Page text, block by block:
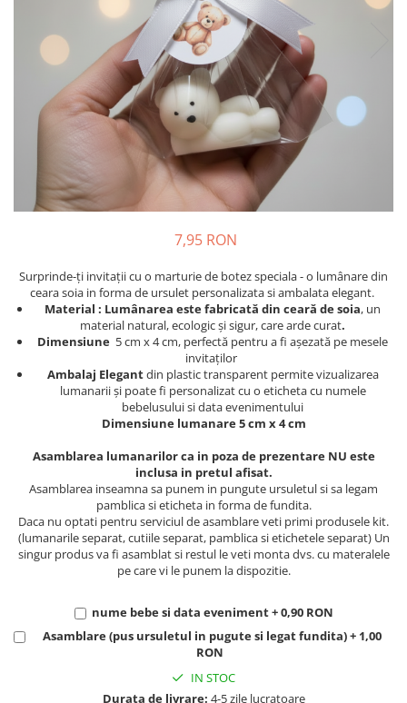
Meniuri & nr de BOTEZ
Plicuri si cartoane pentru INVITATII
TAVA pentru MOT
Cruciulite de BOTEZ
Invitatii BANCHET
Baloane & decoratiuni BOTEZ
Trusouri & Lumanari Botez
Pahare Miri & Nasi
Cocarde nunta
Inmormatare/pomana
Meniuri pentru NUNTA
Decoratiuni NUNTA
7,95 RON
Surprinde-ți invitații cu o marturie de botez speciala - o lumânare din
ceara soia in forma de ursulet personalizata si ambalata elegant.
Material : Lumânarea este fabricată din ceară de soia, un
material natural, ecologic și sigur, care arde curat.
Dimensiune 5 cm x 4 cm, perfectă pentru a fi așezată pe mesele
invitaților
Ambalaj Elegantdin plastic transparent permite vizualizarea
lumanarii și poate fi personalizat cu o eticheta cu numele
bebelusului si data evenimentului
Dimensiune lumanare 5 cm x 4 cm
Asamblarea lumanarilor ca in poza de prezentare NU este
inclusa in pretul afisat.
Asamblarea inseamna sa punem in pungute ursuletul si sa legam
pamblica si eticheta in forma de fundita.
Daca nu optati pentru serviciul de asamblare veti primi produsele kit.
(lumanarile separat, cutiile separat, pamblica si etichetele separat) Un
singur produs va fi asamblat si restul le veti monta dvs. cu materalele
pe care vi le punem la dispozitie.
nume bebe si data eveniment + 0,90 RON
Asamblare (pus ursuletul in pugute si legat fundita) + 1,00
RON
IN STOC
Durata de livrare: 4-5 zile lucratoare